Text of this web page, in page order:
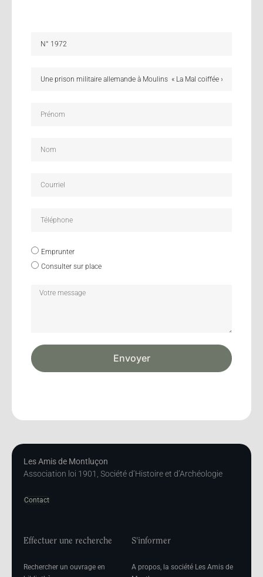
Emprunter
Consulter sur place
Envoyer
Les Amis de Montluçon
Association loi 1901, Société d’Histoire et d’Archéologie
Contact
Effectuer une recherche
Rechercher un ouvrage en
S'informer
A propos, la société Les Amis de